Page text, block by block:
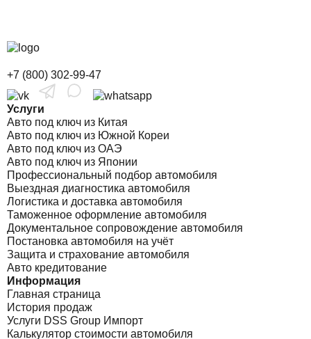
+7 (800) 302-99-47
Услуги
Авто под ключ из Китая
Авто под ключ из Южной Кореи
Авто под ключ из ОАЭ
Авто под ключ из Японии
Профессиональный подбор автомобиля
Выездная диагностика автомобиля
Логистика и доставка автомобиля
Таможенное оформление автомобиля
Документальное сопровождение автомобиля
Постановка автомобиля на учёт
Защита и страхование автомобиля
Авто кредитование
Информация
Главная страница
История продаж
Услуги DSS Group Импорт
Калькулятор стоимости автомобиля